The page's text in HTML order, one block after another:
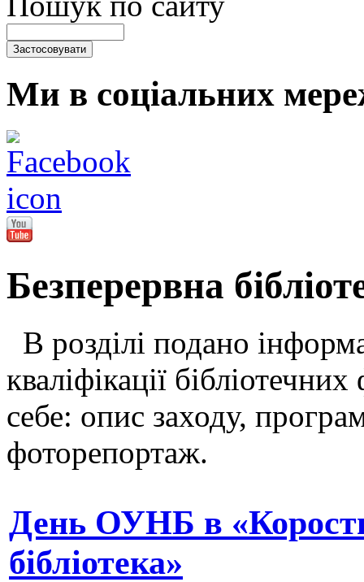
Ми в соціальних
Безперервна
В розділі подано
кваліфікації
себе: опис заходу,
фоторепортаж.
День ОУНБ в
бібліотека»